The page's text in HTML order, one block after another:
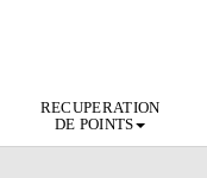
RECUPERATION
DE POINTS